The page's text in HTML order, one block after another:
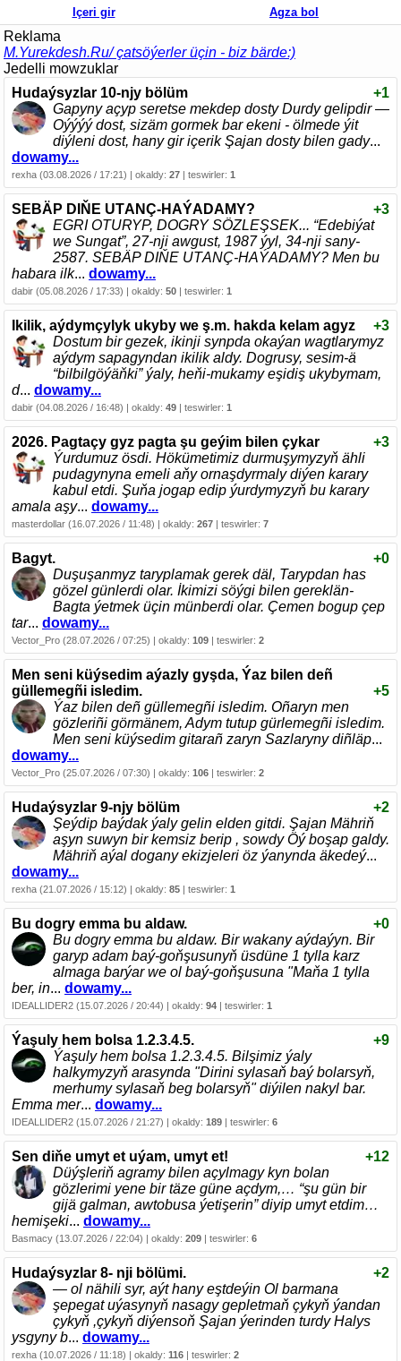
Içeri gir Agza bol
Reklama
M.Yurekdesh.Ru/ çatsöýerler üçin - biz bärde:)
Jedelli mowzuklar
Hudaýsyzlar 10-njy bölüm
+1
Gapyny açyp seretse mekdep dosty Durdy gelipdir —
Oýýýý dost, sizäm gormek bar ekeni - ölmede ýit
diýleni dost, hany gir içerik Şajan dosty bilen gady...
dowamy...
rexha (03.08.2026 / 17:21) | okaldy: 27 | teswirler: 1
SEBÄP DIŇE UTАNÇ-HАÝADАMY?
+3
EGRI ОTURYP, DОGRY SÖZLEŞSEK... “Edebiýat
we Sungаt”, 27-nji аwgust, 1987 ýyl, 34-nji sаny-
2587. SEBÄP DIŇE UTАNÇ-HАÝADАMY? Men bu
hаbаrа ilk... dowamy...
dabir (05.08.2026 / 17:33) | okaldy: 50 | teswirler: 1
Ikilik, aýdymçylyk ukyby we ş.m. hakda kelam agyz
+3
Dostum bir gezek, ikinji synpda okaýan wagtlarymyz
aýdym sapagyndan ikilik aldy. Dogrusy, sesim-ä
“bilbilgöýäňki” ýaly, heňi-mukamy eşidiş ukybymam,
d... dowamy...
dabir (04.08.2026 / 16:48) | okaldy: 49 | teswirler: 1
2026. Pagtaçy gyz pagta şu geýim bilen çykar
+3
Ýurdumuz ösdi. Hökümetimiz durmuşymyzyň ähli
pudagynyna emeli aňy ornaşdyrmaly diýen karary
kabul etdi. Şuňa jogap edip ýurdymyzyň bu karary
amala aşy... dowamy...
masterdollar (16.07.2026 / 11:48) | okaldy: 267 | teswirler: 7
Bagyt.
+0
Duşuşanmyz taryplamak gerek däl, Tarypdan has
gözel günlerdi olar. İkimizi söýgi bilen gereklän-
Bagta ýetmek üçin münberdi olar. Çemen bogup çep
tar... dowamy...
Vector_Pro (28.07.2026 / 07:25) | okaldy: 109 | teswirler: 2
Men seni küýsedim aýazly gyşda, Ýaz bilen deñ
güllemegñi isledim.
+5
Ýaz bilen deñ güllemegñi isledim. Oñaryn men
gözleriñi görmänem, Adym tutup gürlemegñi isledim.
Men seni küýsedim gitarañ zaryn Sazlaryny diñläp...
dowamy...
Vector_Pro (25.07.2026 / 07:30) | okaldy: 106 | teswirler: 2
Hudaýsyzlar 9-njy bölüm
+2
Şeýdip baýdak ýaly gelin elden gitdi. Şajan Mähriň
aşyn suwyn bir kemsiz berip , sowdy Öý boşap galdy.
Mähriň aýal dogany ekizjeleri öz ýanynda äkedeý...
dowamy...
rexha (21.07.2026 / 15:12) | okaldy: 85 | teswirler: 1
Bu dogry emma bu aldaw.
+0
Bu dogry emma bu aldaw. Bir wakany aýdaýyn. Bir
garyp adam baý-goňşusunyň üsdüne 1 tylla karz
almaga barýar we ol baý-goňşusuna "Maňa 1 tylla
ber, in... dowamy...
IDEALLIDER2 (15.07.2026 / 20:44) | okaldy: 94 | teswirler: 1
Ýaşuly hem bolsa 1.2.3.4.5.
+9
Ýaşuly hem bolsa 1.2.3.4.5. Bilşimiz ýaly
halkymyzyň arasynda "Dirini sylasaň baý bolarsyň,
merhumy sylasaň beg bolarsyň" diýilen nakyl bar.
Emma mer... dowamy...
IDEALLIDER2 (15.07.2026 / 21:27) | okaldy: 189 | teswirler: 6
Sen diňe umyt et uýam, umyt et!
+12
Düýşleriň agramy bilen açylmagy kyn bolan
gözlerimi yene bir täze güne açdym,… “şu gün bir
gijä galman, awtobusa ýetişerin” diyip umyt etdim…
hemişeki... dowamy...
Basmacy (13.07.2026 / 22:04) | okaldy: 209 | teswirler: 6
Hudaýsyzlar 8- nji bölümi.
+2
— ol nähili syr, aýt hany eştdeýin Ol barmana
şepegat uýasynyň nasagy gepletmaň çykyň ýandan
çykyň ,çykyň diýensoň Şajan ýerinden turdy Halys
ysgyny b... dowamy...
rexha (10.07.2026 / 11:18) | okaldy: 116 | teswirler: 2